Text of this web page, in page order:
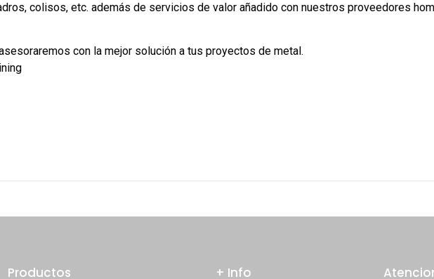
colisos, etc. además de servicios de valor añadido con nuestros proveedores
con la mejor solución a tus proyectos de metal.
Productos + Info